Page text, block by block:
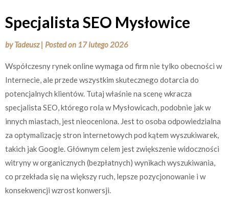
Specjalista SEO Mysłowice
byTadeusz | Posted on 17 lutego 2026
Współczesny rynek online wymaga od firm nie tylko obecności w
Internecie, ale przede wszystkim skutecznego dotarcia do
potencjalnych klientów. Tutaj właśnie na scenę wkracza
specjalista SEO, którego rola w Mysłowicach, podobnie jak w
innych miastach, jest nieoceniona. Jest to osoba odpowiedzialna
za optymalizację stron internetowych pod kątem wyszukiwarek,
takich jak Google. Głównym celem jest zwiększenie widoczności
witryny w organicznych (bezpłatnych) wynikach wyszukiwania,
co przekłada się na większy ruch, lepsze pozycjonowanie i w
konsekwencji wzrost konwersji.